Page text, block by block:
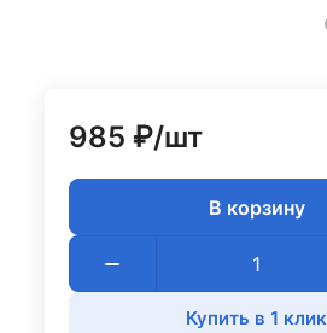
985 ₽/шт
В корзину
Купить в 1 клик